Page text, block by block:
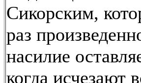
Сикорским,
раз
насилие
когда исчезают